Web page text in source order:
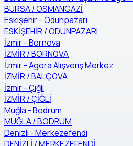
BURSA / OSMANGAZİ
Eskişehir - Odunpazarı
ESKİŞEHİR / ODUNPAZARI
İzmir - Bornova
İZMİR / BORNOVA
İzmir - Agora Alışveriş Merkez...
İZMİR / BALÇOVA
İzmir - Çiğli
İZMİR / ÇİĞLİ
Muğla - Bodrum
MUĞLA / BODRUM
Denizli - Merkezefendi